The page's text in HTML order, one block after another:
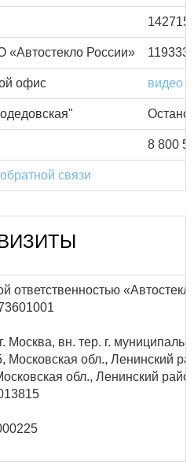
России»
офис видео
8 800
обратной связи
ответственностью
Москва, вн. тер. г.
Московская обл., Ленинский
обл., Ленинский